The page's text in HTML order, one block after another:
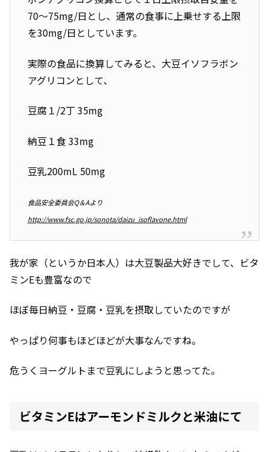
70～75mg/日とし、通常の食事に上乗せする上限
を30mg/日としています。
実際の食品に換算してみると、大豆イソフラボン
アグリコンとして、
豆腐１/2丁 35mg
納豆１食 33mg
豆乳200mL 50mg
食品安全委員会Q＆Aより
http://www.fsc.go.jp/sonota/daizu_isoflavone.html
我が家（というか日本人）は大豆製品大好きでして、ビタ
ミンEも豊富なので
ほぼ毎日納豆・豆腐・豆乳を摂取していたのですが
やっぱり何事もほどほどが大事なんですね。
危うくヨーグルトまで豆乳にしようと思ってた。
ビタミンEはアーモンドミルクと米油にて